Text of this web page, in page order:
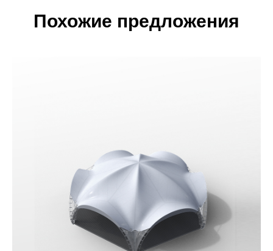
Похожие предложения